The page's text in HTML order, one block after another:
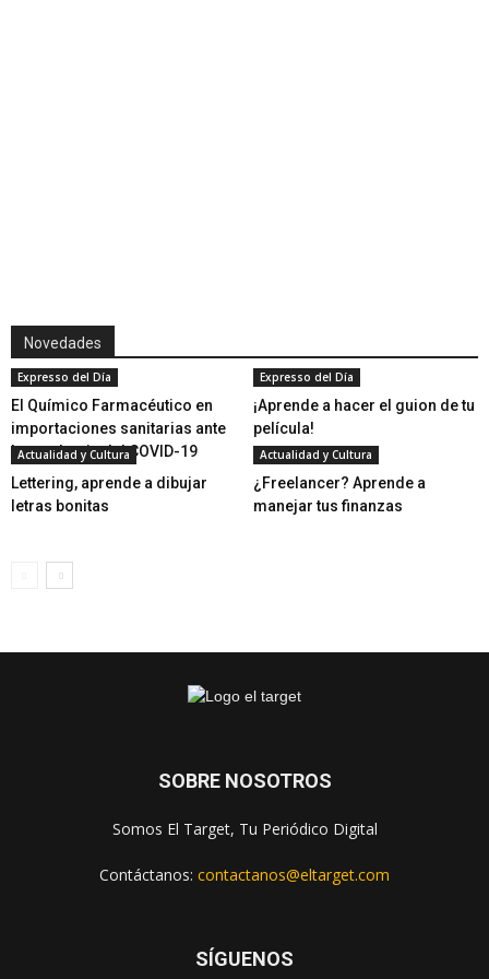
Novedades
Expresso del Día
El Químico Farmacéutico en
importaciones sanitarias ante
la pandemia del COVID-19
Expresso del Día
¡Aprende a hacer el guion de tu
película!
Actualidad y Cultura
Lettering, aprende a dibujar
letras bonitas
Actualidad y Cultura
¿Freelancer? Aprende a
manejar tus finanzas
SOBRE NOSOTROS
Somos El Target, Tu Periódico Digital
Contáctanos: contactanos@eltarget.com
SÍGUENOS